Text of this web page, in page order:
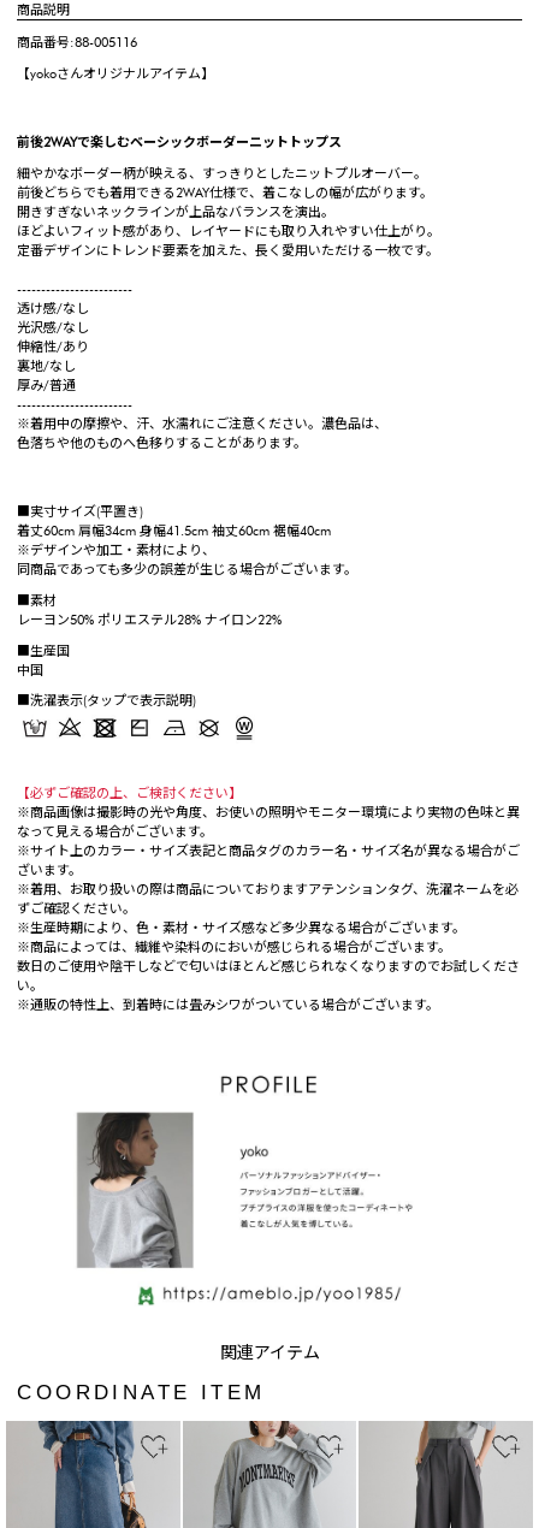
商品説明
商品番号:88-005116
【yokoさんオリジナルアイテム】
前後2WAYで楽しむベーシックボーダーニットトップス
細やかなボーダー柄が映える、すっきりとしたニットプルオーバー。
前後どちらでも着用できる2WAY仕様で、着こなしの幅が広がります。
開きすぎないネックラインが上品なバランスを演出。
ほどよいフィット感があり、レイヤードにも取り入れやすい仕上がり。
定番デザインにトレンド要素を加えた、長く愛用いただける一枚です。
------------------------
透け感/なし
光沢感/なし
伸縮性/あり
裏地/なし
厚み/普通
------------------------
※着用中の摩擦や、汗、水濡れにご注意ください。濃色品は、
色落ちや他のものへ色移りすることがあります。
■実寸サイズ(平置き)
着丈60cm 肩幅34cm 身幅41.5cm 袖丈60cm 裾幅40cm
※デザインや加工・素材により、
同商品であっても多少の誤差が生じる場合がございます。
■素材
レーヨン50% ポリエステル28% ナイロン22%
■生産国
中国
■洗濯表示(タップで表示説明)
【必ずご確認の上、ご検討ください】
※商品画像は撮影時の光や角度、お使いの照明やモニター環境により実物の色味と異
なって見える場合がございます。
※サイト上のカラー・サイズ表記と商品タグのカラー名・サイズ名が異なる場合がご
ざいます。
※着用、お取り扱いの際は商品についておりますアテンションタグ、洗濯ネームを必
ずご確認ください。
※生産時期により、色・素材・サイズ感など多少異なる場合がございます。
※商品によっては、繊維や染料のにおいが感じられる場合がございます。
数日のご使用や陰干しなどで匂いはほとんど感じられなくなりますのでお試しくださ
い。
※通販の特性上、到着時には畳みシワがついている場合がございます。
COORDINATE ITEM